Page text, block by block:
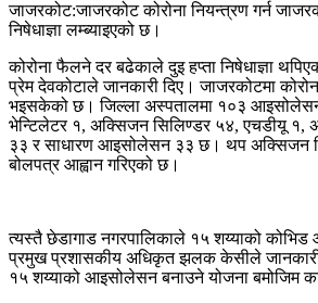
जाजरकोट:जाजरकोट कोरोना नियन्त्रण गर्न
निषेधाज्ञा लम्ब्याइएको छ।
कोरोना फैलने दर बढेकाले दुइ हप्ता निषेधाज्ञा
प्रेम देवकोटाले जानकारी दिए। जाजरकोटमा
भइसकेको छ। जिल्ला अस्पतालमा १०३
भेन्टिलेटर १, अक्सिजन सिलिण्डर ५४, एचडीयू १,
३३ र साधारण आइसोलेसन ३३ छ। थप अक्सिजन
बोलपत्र आह्वान गरिएको छ।
त्यस्तै छेडागाड नगरपालिकाले १५ शय्याको कोभिड
प्रमुख प्रशासकीय अधिकृत झलक केसीले
१५ शय्याको आइसोलेसन बनाउने योजना बमोजिम